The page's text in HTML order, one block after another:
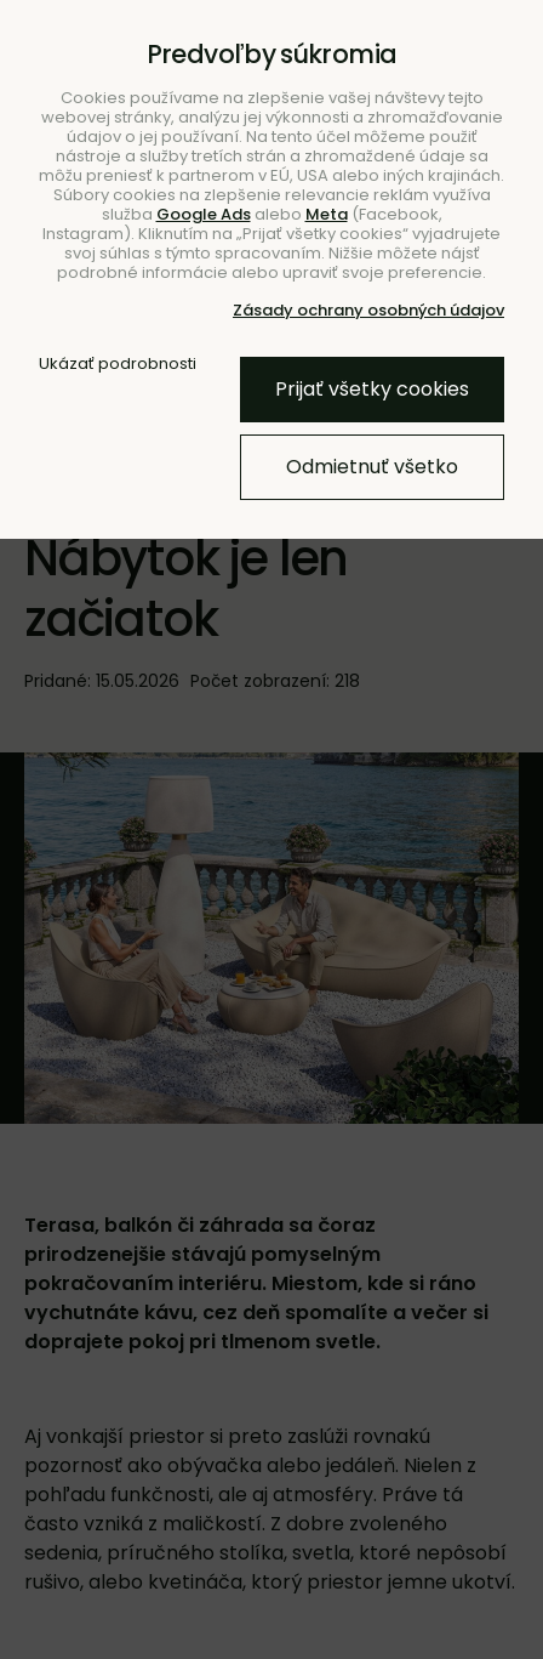
Hľadať
Úvod Blog
Zariaďujete terasu
alebo balkón?
Nábytok je len
začiatok
Pridané: 15.05.2026 Počet zobrazení: 218
Terasa, balkón či záhrada sa čoraz
prirodzenejšie stávajú pomyselným
pokračovaním interiéru. Miestom, kde si ráno
vychutnáte kávu, cez deň spomalíte a večer si
doprajete pokoj pri tlmenom svetle.
Aj vonkajší priestor si preto zaslúži rovnakú
pozornosť ako obývačka alebo jedáleň. Nielen z
pohľadu funkčnosti, ale aj atmosféry. Práve tá
často vzniká z maličkostí. Z dobre zvoleného
sedenia, príručného stolíka, svetla, ktoré nepôsobí
rušivo, alebo kvetináča, ktorý priestor jemne ukotví.
Predvoľby súkromia
Cookies používame na zlepšenie vašej návštevy tejto
webovej stránky, analýzu jej výkonnosti a zhromažďovanie
údajov o jej používaní. Na tento účel môžeme použiť
nástroje a služby tretích strán a zhromaždené údaje sa
môžu preniesť k partnerom v EÚ, USA alebo iných krajinách.
Súbory cookies na zlepšenie relevancie reklám využíva
služba Google Adsalebo Meta(Facebook,
Instagram). Kliknutím na „Prijať všetky cookies“ vyjadrujete
svoj súhlas s týmto spracovaním. Nižšie môžete nájsť
podrobné informácie alebo upraviť svoje preferencie.
Zásady ochrany osobných údajov
Ukázať podrobnosti
Prijať všetky cookies
Odmietnuť všetko